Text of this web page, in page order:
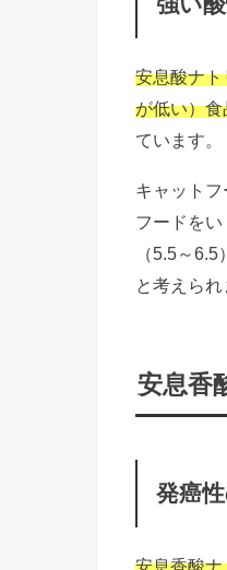
安息酸ナ
が低い）
ています。
キャット
フードを
（5.5～
と考えられ
安息香
発癌
安息香酸